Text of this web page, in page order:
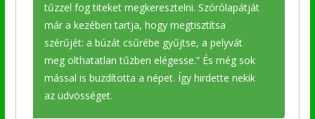
tűzzel fog titeket megkeresztelni. Szórólapátját
már a kezében tartja, hogy megtisztítsa
szérűjét: a búzát csűrébe gyűjtse, a pelyvát
meg olthatatlan tűzben elégesse.” És még sok
mással is buzdította a népet. Így hirdette nekik
az üdvösséget.